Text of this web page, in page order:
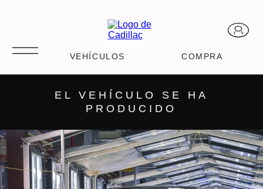
EL VEHÍCULO SE HA
PRODUCIDO